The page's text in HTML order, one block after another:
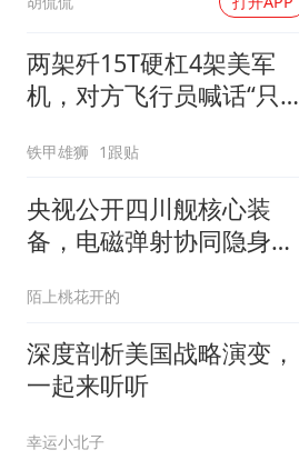
两架歼15T硬杠4架美军
机，对方飞行员喊话“只想
铁甲雄狮 1跟贴
央视公开四川舰核心装
备，电磁弹射协同隐身无
陌上桃花开的
深度剖析美国战略演变，
一起来听听
幸运小北子